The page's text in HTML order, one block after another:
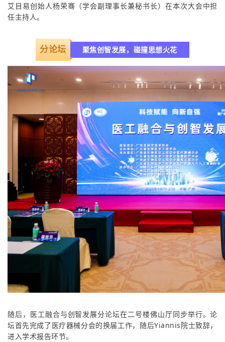
艾目易创始人杨荣骞（学会副理事长兼秘书长）在本次大会中担
任主持人。
分论坛 聚焦创智发展，碰撞思想火花
随后，医工融合与创智发展分论坛在二号楼佛山厅同步举行。论
坛首先完成了医疗器械分会的换届工作，随后Yiannis院士致辞，
进入学术报告环节。